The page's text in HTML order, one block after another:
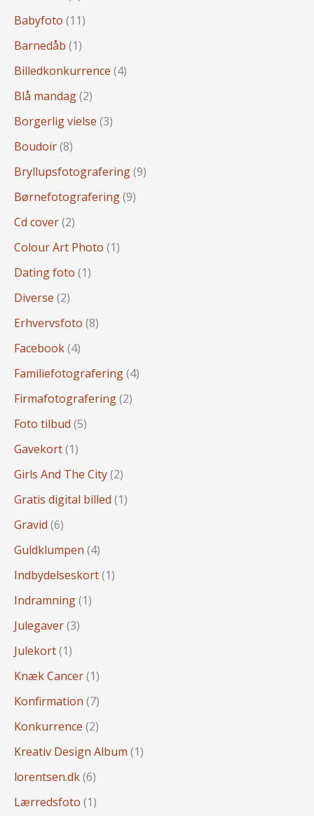
Babyfoto (11)
Barnedåb (1)
Billedkonkurrence (4)
Blå mandag(2)
Borgerlig vielse (3)
Boudoir(8)
Bryllupsfotografering(9)
Børnefotografering(9)
Cd cover(2)
Colour Art Photo (1)
Dating foto (1)
Diverse (2)
Erhvervsfoto (8)
Facebook(4)
Familiefotografering(4)
Firmafotografering(2)
Foto tilbud (5)
Gavekort(1)
Girls And The City(2)
Gratis digital billed (1)
Gravid (6)
Guldklumpen (4)
Indbydelseskort(1)
Indramning(1)
Julegaver(3)
Julekort(1)
Knæk Cancer(1)
Konfirmation (7)
Konkurrence (2)
Kreativ Design Album (1)
lorentsen.dk(6)
Lærredsfoto (1)